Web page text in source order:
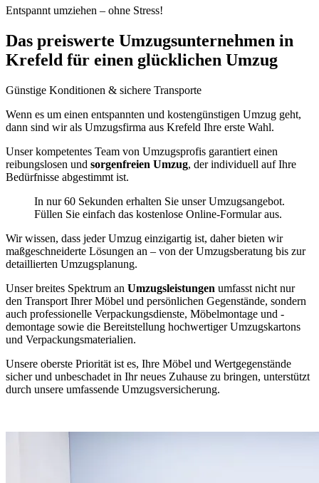
Entspannt umziehen – ohne Stress!
Das preiswerte Umzugsunternehmen in
Krefeld für einen glücklichen Umzug
Günstige Konditionen & sichere Transporte
Wenn es um einen entspannten und kostengünstigen Umzug geht,
dann sind wir als Umzugsfirma aus Krefeld Ihre erste Wahl.
Unser kompetentes Team von Umzugsprofis garantiert einen
reibungslosen und sorgenfreien Umzug, der individuell auf Ihre
Bedürfnisse abgestimmt ist.
In nur 60 Sekunden erhalten Sie unser Umzugsangebot.
Füllen Sie einfach das kostenlose Online-Formular aus.
Wir wissen, dass jeder Umzug einzigartig ist, daher bieten wir
maßgeschneiderte Lösungen an – von der Umzugsberatung bis zur
detaillierten Umzugsplanung.
Unser breites Spektrum an Umzugsleistungen umfasst nicht nur
den Transport Ihrer Möbel und persönlichen Gegenstände, sondern
auch professionelle Verpackungsdienste, Möbelmontage und -
demontage sowie die Bereitstellung hochwertiger Umzugskartons
und Verpackungsmaterialien.
Unsere oberste Priorität ist es, Ihre Möbel und Wertgegenstände
sicher und unbeschadet in Ihr neues Zuhause zu bringen, unterstützt
durch unsere umfassende Umzugsversicherung.